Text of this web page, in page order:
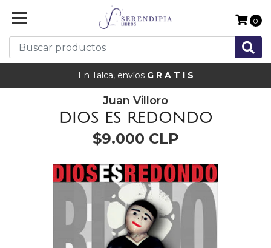
En Talca, envíos G R A T I S
0
Juan Villoro
DIOS ES REDONDO
$9.000 CLP